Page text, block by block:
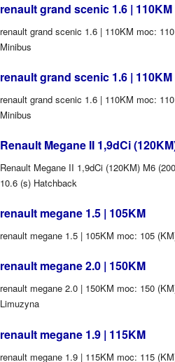
renault grand scenic 1.6 | 110KM
renault grand scenic 1.6 | 110KM moc:
Minibus
renault grand scenic 1.6 | 110KM
renault grand scenic 1.6 | 110KM moc:
Minibus
Renault Megane II 1,9dCi
Renault Megane II 1,9dCi (120KM) M6
10.6 (s) Hatchback
renault megane 1.5 | 105KM
renault megane 1.5 | 105KM moc: 105
renault megane 2.0 | 150KM
renault megane 2.0 | 150KM moc: 150
Limuzyna
renault megane 1.9 | 115KM
renault megane 1.9 | 115KM moc: 115